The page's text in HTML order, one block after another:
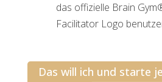
das offizielle Brain
Facilitator Logo
Das will ich und starte